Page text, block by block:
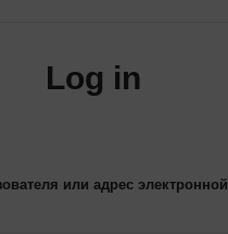
Log in
или адрес электронной